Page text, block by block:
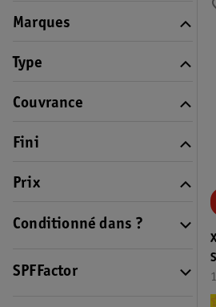
Marques
Type
Couvrance
Fini
Prix
Conditionné dans ?
SPFFactor